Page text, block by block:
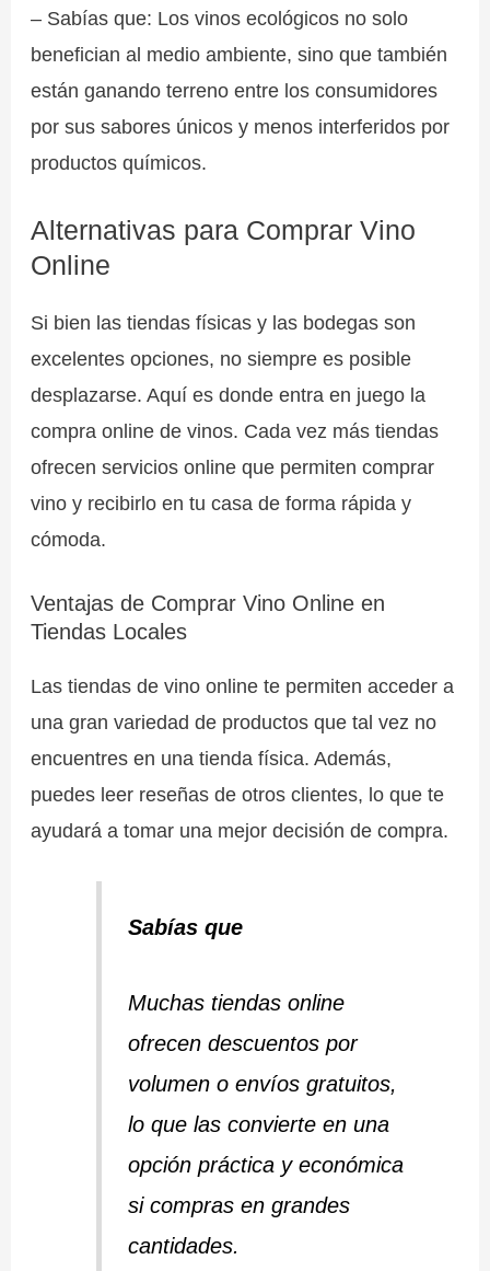
– Sabías que: Los vinos ecológicos no solo
benefician al medio ambiente, sino que también
están ganando terreno entre los consumidores
por sus sabores únicos y menos interferidos por
productos químicos.
Alternativas para Comprar Vino
Online
Si bien las tiendas físicas y las bodegas son
excelentes opciones, no siempre es posible
desplazarse. Aquí es donde entra en juego la
compra online de vinos. Cada vez más tiendas
ofrecen servicios online que permiten comprar
vino y recibirlo en tu casa de forma rápida y
cómoda.
Ventajas de Comprar Vino Online en
Tiendas Locales
Las tiendas de vino online te permiten acceder a
una gran variedad de productos que tal vez no
encuentres en una tienda física. Además,
puedes leer reseñas de otros clientes, lo que te
ayudará a tomar una mejor decisión de compra.
Sabías que
Muchas tiendas online
ofrecen descuentos por
volumen o envíos gratuitos,
lo que las convierte en una
opción práctica y económica
si compras en grandes
cantidades.